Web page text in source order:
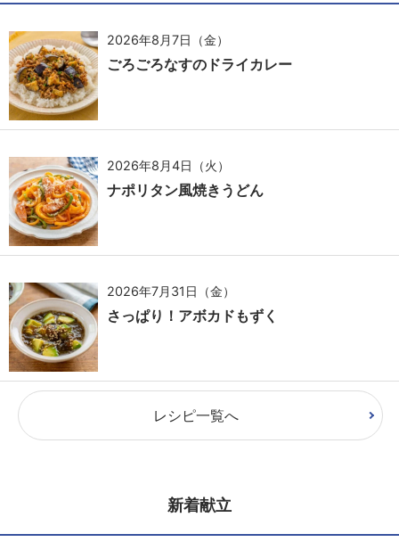
2026年8月7日（金）
ごろごろなすのドライカレー
2026年8月4日（火）
ナポリタン風焼きうどん
2026年7月31日（金）
さっぱり！アボカドもずく
レシピ一覧へ
新着献立